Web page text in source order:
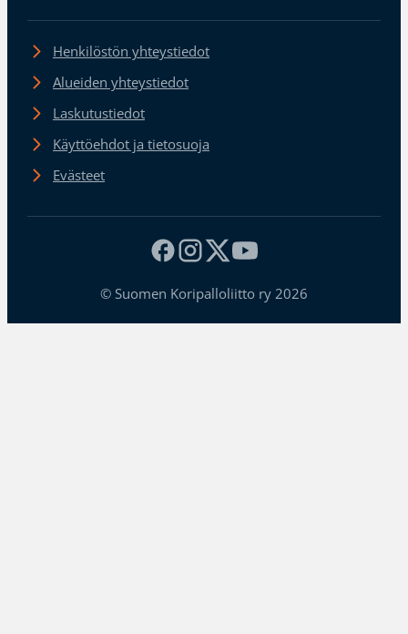
Henkilöstön yhteystiedot
Alueiden yhteystiedot
Laskutustiedot
Käyttöehdot ja tietosuoja
Evästeet
© Suomen Koripalloliitto ry 2026